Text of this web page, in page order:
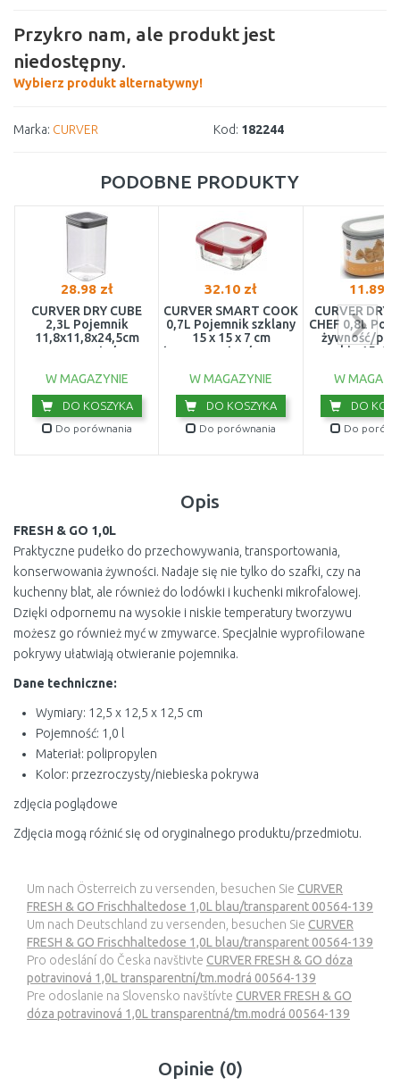
Przykro nam, ale produkt jest
niedostępny.
Wybierz produkt alternatywny!
Marka: CURVER Kod: 182244
PODOBNE PRODUKTY
28.98 zł
CURVER DRY CUBE
2,3L Pojemnik
11,8x11,8x24,5cm
przezroczysty/szary
W MAGAZYNIE
DO KOSZYKA
Do porównania
32.10 zł
CURVER SMART COOK
0,7L Pojemnik szklany
15 x 15 x 7 cm
transparentny/czerwony
W MAGAZYNIE
DO KOSZYKA
Do porównania
11.89
CURVER DRY
CHEF 0,8L
żywność/
sypkie
W
DO
Do
Opis
FRESH & GO 1,0L
Praktyczne pudełko do przechowywania, transportowania,
konserwowania żywności. Nadaje się nie tylko do szafki, czy na
kuchenny blat, ale również do lodówki i kuchenki mikrofalowej.
Dzięki odpornemu na wysokie i niskie temperatury tworzywu
możesz go również myć w zmywarce. Specjalnie wyprofilowane
pokrywy ułatwiają otwieranie pojemnika.
Dane techniczne:
Wymiary: 12,5 x 12,5 x 12,5 cm
Pojemność: 1,0 l
Materiał: polipropylen
Kolor: przezroczysty/niebieska pokrywa
zdjęcia poglądowe
Zdjęcia mogą różnić się od oryginalnego produktu/przedmiotu.
Um nach Österreich zu versenden, besuchen Sie CURVER
FRESH & GO Frischhaltedose 1,0L blau/transparent 00564-139
Um nach Deutschland zu versenden, besuchen Sie CURVER
FRESH & GO Frischhaltedose 1,0L blau/transparent 00564-139
Pro odeslání do Česka navštivte CURVER FRESH & GO dóza
potravinová 1,0L transparentní/tm.modrá 00564-139
Pre odoslanie na Slovensko navštívte CURVER FRESH & GO
dóza potravinová 1,0L transparentná/tm.modrá 00564-139
Opinie (0)